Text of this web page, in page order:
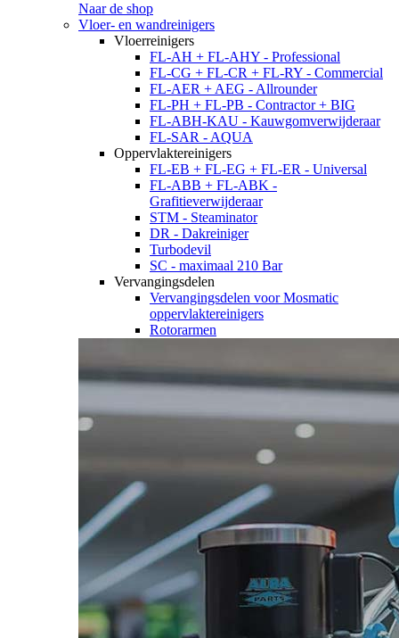
Naar de shop
Vloer- en wandreinigers
Vloerreinigers
FL-AH + FL-AHY - Professional
FL-CG + FL-CR + FL-RY - Commercial
FL-AER + AEG - Allrounder
FL-PH + FL-PB - Contractor + BIG
FL-ABH-KAU - Kauwgomverwijderaar
FL-SAR - AQUA
Oppervlaktereinigers
FL-EB + FL-EG + FL-ER - Universal
FL-ABB + FL-ABK -
Grafitieverwijderaar
STM - Steaminator
DR - Dakreiniger
Turbodevil
SC - maximaal 210 Bar
Vervangingsdelen
Vervangingsdelen voor Mosmatic
oppervlaktereinigers
Rotorarmen